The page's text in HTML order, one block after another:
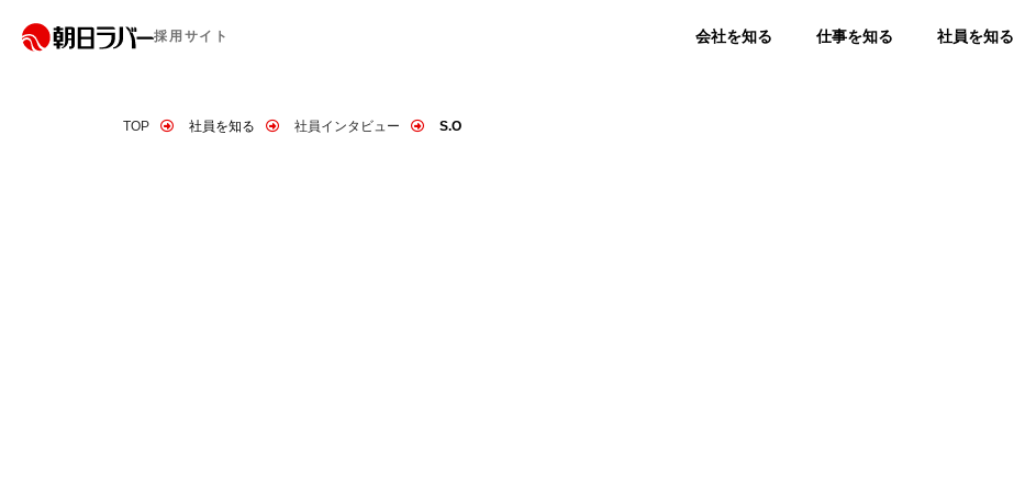
採用サイト 会社を知る 仕事を知る 社員を知る
TOP 社員を知る 社員インタビュー S.O